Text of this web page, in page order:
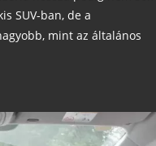
SUV-ban, de a
mint az általános